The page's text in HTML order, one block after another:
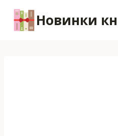
содержимому
Новинки